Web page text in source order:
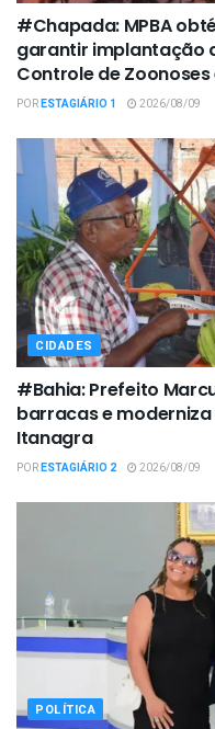
#Chapada: MPBA
garantir implantação
Controle de
PORESTAGIÁRIO 1 2026/08/09
CIDADES
#Bahia: Prefeito
barracas e
Itanagra
PORESTAGIÁRIO 2 2026/08/09
POLÍTICA